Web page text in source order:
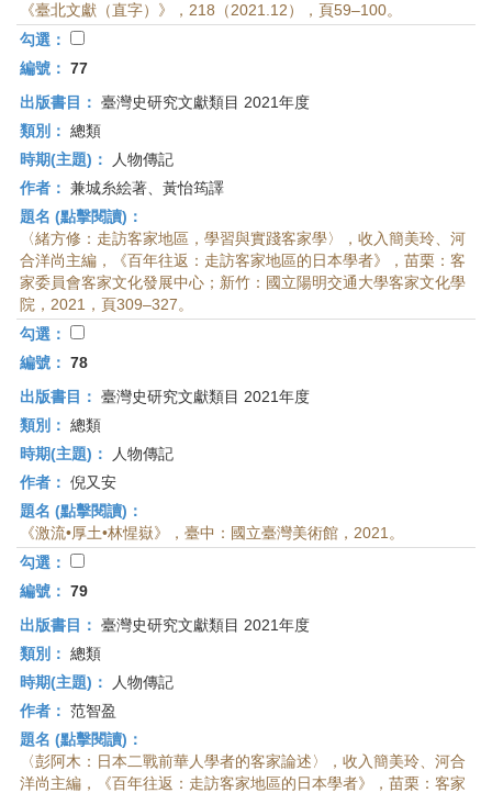
《臺北文獻（直字）》，218（2021.12），頁59–100。
勾選：
編號： 77
出版書目： 臺灣史研究文獻類目 2021年度
類別： 總類
時期(主題)：
人物傳記
作者： 兼城糸絵著、黃怡筠譯
題名 (點擊閱讀)：
〈緒方修：走訪客家地區，學習與實踐客家學〉，收入簡美玲、河
合洋尚主編，《百年往返：走訪客家地區的日本學者》，苗栗：客
家委員會客家文化發展中心；新竹：國立陽明交通大學客家文化學
院，2021，頁309–327。
勾選：
編號： 78
出版書目： 臺灣史研究文獻類目 2021年度
類別： 總類
時期(主題)：
人物傳記
作者： 倪又安
題名 (點擊閱讀)：
《激流•厚土•林惺嶽》，臺中：國立臺灣美術館，2021。
勾選：
編號： 79
出版書目： 臺灣史研究文獻類目 2021年度
類別： 總類
時期(主題)：
人物傳記
作者： 范智盈
題名 (點擊閱讀)：
〈彭阿木：日本二戰前華人學者的客家論述〉，收入簡美玲、河合
洋尚主編，《百年往返：走訪客家地區的日本學者》，苗栗：客家